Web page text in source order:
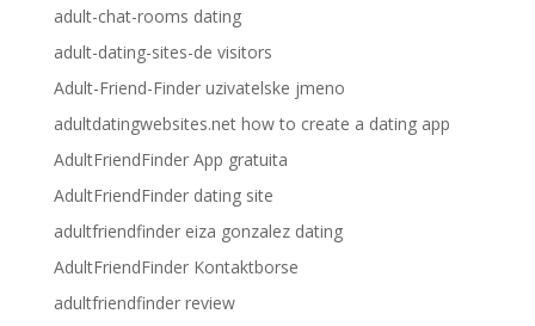
adult-chat-rooms dating
adult-dating-sites-de visitors
Adult-Friend-Finder uzivatelske jmeno
adultdatingwebsites.net how to create a dating app
AdultFriendFinder App gratuita
AdultFriendFinder dating site
adultfriendfinder eiza gonzalez dating
AdultFriendFinder Kontaktborse
adultfriendfinder review